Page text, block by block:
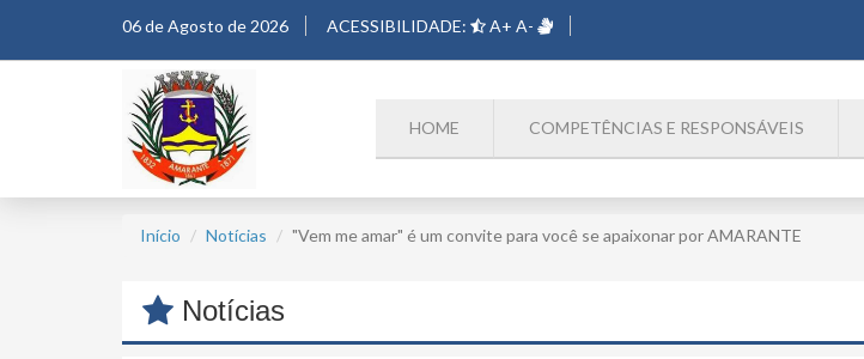
06 de Agosto de 2026 ACESSIBILIDADE: A+ A-
HOME COMPETÊNCIAS E RESPONSÁVEIS
Início Notícias "Vem me amar" é um convite para você se apaixonar por AMARANTE
Notícias